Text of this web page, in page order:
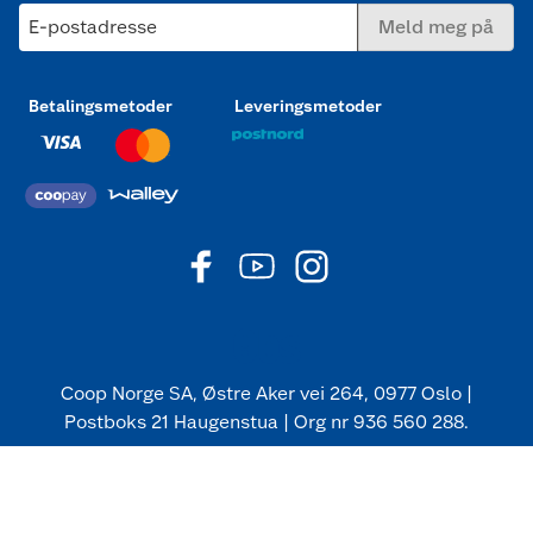
E-postadresse Meld meg på
Betalingsmetoder Leveringsmetoder
Coop Norge SA, Østre Aker vei 264, 0977 Oslo |
Postboks 21 Haugenstua | Org nr 936 560 288.